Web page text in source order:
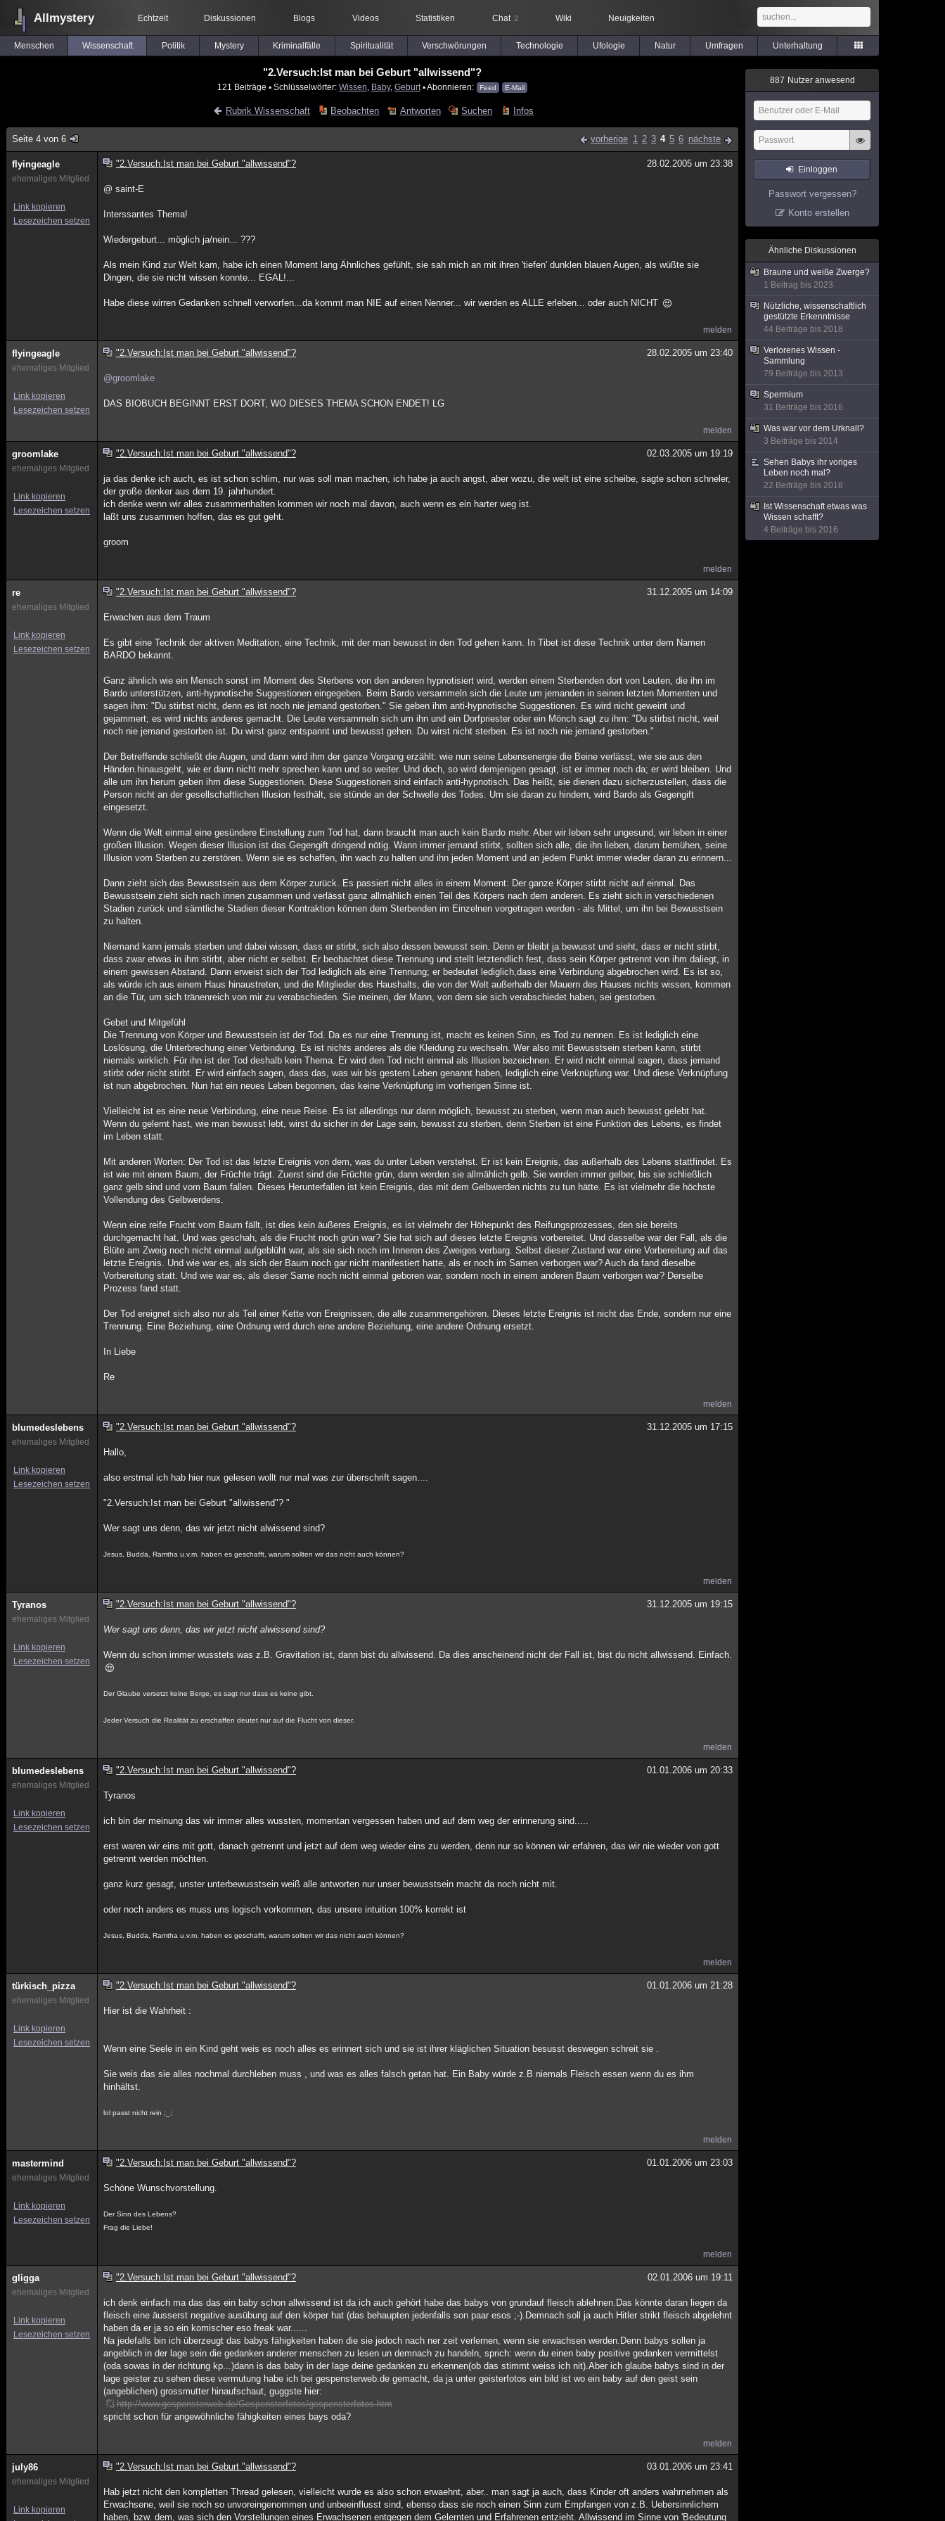
Allmystery Echtzeit Diskussionen Blogs Videos Statistiken Chat 2 Wiki Neuigkeiten
Menschen Wissenschaft Politik Mystery Kriminalfälle Spiritualität Verschwörungen Technologie Ufologie Natur Umfragen Unterhaltung
"2.Versuch:Ist man bei Geburt "allwissend"?
121 Beiträge ▪ Schlüsselwörter: Wissen Baby, Geburt ▪ Abonnieren: Feed E-Mail
Rubrik Wissenschaft Beobachten Antworten Suchen Infos
Seite 4 von 6 vorherige 1 2 3 4 5 6 nächste
flyingeagle
ehemaliges Mitglied
Link kopieren
Lesezeichen setzen
"2.Versuch:Ist man bei Geburt "allwissend"? 28.02.2005 um 23:38
@ saint-E
Interssantes Thema!
Wiedergeburt... möglich ja/nein... ???
Als mein Kind zur Welt kam, habe ich einen Moment lang Ähnliches gefühlt, sie sah mich an mit ihren 'tiefen' dunklen blauen Augen, als wüßte sie
Dingen, die sie nicht wissen konnte... EGAL!...
Habe diese wirren Gedanken schnell verworfen...da kommt man NIE auf einen Nenner... wir werden es ALLE erleben... oder auch NICHT
melden
flyingeagle
ehemaliges Mitglied
Link kopieren
Lesezeichen setzen
"2.Versuch:Ist man bei Geburt "allwissend"? 28.02.2005 um 23:40
@groomlake
DAS BIOBUCH BEGINNT ERST DORT, WO DIESES THEMA SCHON ENDET! LG
melden
groomlake
ehemaliges Mitglied
Link kopieren
Lesezeichen setzen
"2.Versuch:Ist man bei Geburt "allwissend"? 02.03.2005 um 19:19
ja das denke ich auch, es ist schon schlim, nur was soll man machen, ich habe ja auch angst, aber wozu, die welt ist eine scheibe, sagte schon schneler,
der große denker aus dem 19. jahrhundert.
ich denke wenn wir alles zusammenhalten kommen wir noch mal davon, auch wenn es ein harter weg ist.
laßt uns zusammen hoffen, das es gut geht.
groom
melden
re
ehemaliges Mitglied
Link kopieren
Lesezeichen setzen
"2.Versuch:Ist man bei Geburt "allwissend"? 31.12.2005 um 14:09
Erwachen aus dem Traum
Es gibt eine Technik der aktiven Meditation, eine Technik, mit der man bewusst in den Tod gehen kann. In Tibet ist diese Technik unter dem Namen
BARDO bekannt.
Ganz ähnlich wie ein Mensch sonst im Moment des Sterbens von den anderen hypnotisiert wird, werden einem Sterbenden dort von Leuten, die ihn im
Bardo unterstützen, anti-hypnotische Suggestionen eingegeben. Beim Bardo versammeln sich die Leute um jemanden in seinen letzten Momenten und
sagen ihm: "Du stirbst nicht, denn es ist noch nie jemand gestorben." Sie geben ihm anti-hypnotische Suggestionen. Es wird nicht geweint und
gejammert; es wird nichts anderes gemacht. Die Leute versammeln sich um ihn und ein Dorfpriester oder ein Mönch sagt zu ihm: "Du stirbst nicht, weil
noch nie jemand gestorben ist. Du wirst ganz entspannt und bewusst gehen. Du wirst nicht sterben. Es ist noch nie jemand gestorben."
Der Betreffende schließt die Augen, und dann wird ihm der ganze Vorgang erzählt: wie nun seine Lebensenergie die Beine verlässt, wie sie aus den
Händen.hinausgeht, wie er dann nicht mehr sprechen kann und so weiter. Und doch, so wird demjenigen gesagt, ist er immer noch da; er wird bleiben. Und
alle um ihn herum geben ihm diese Suggestionen. Diese Suggestionen sind einfach anti-hypnotisch. Das heißt, sie dienen dazu sicherzustellen, dass die
Person nicht an der gesellschaftlichen Illusion festhält, sie stünde an der Schwelle des Todes. Um sie daran zu hindern, wird Bardo als Gegengift
eingesetzt.
Wenn die Welt einmal eine gesündere Einstellung zum Tod hat, dann braucht man auch kein Bardo mehr. Aber wir leben sehr ungesund, wir leben in einer
großen Illusion. Wegen dieser Illusion ist das Gegengift dringend nötig. Wann immer jemand stirbt, sollten sich alle, die ihn lieben, darum bemühen, seine
Illusion vom Sterben zu zerstören. Wenn sie es schaffen, ihn wach zu halten und ihn jeden Moment und an jedem Punkt immer wieder daran zu erinnern...
Dann zieht sich das Bewusstsein aus dem Körper zurück. Es passiert nicht alles in einem Moment: Der ganze Körper stirbt nicht auf einmal. Das
Bewusstsein zieht sich nach innen zusammen und verlässt ganz allmählich einen Teil des Körpers nach dem anderen. Es zieht sich in verschiedenen
Stadien zurück und sämtliche Stadien dieser Kontraktion können dem Sterbenden im Einzelnen vorgetragen werden - als Mittel, um ihn bei Bewusstsein
zu halten.
Niemand kann jemals sterben und dabei wissen, dass er stirbt, sich also dessen bewusst sein. Denn er bleibt ja bewusst und sieht, dass er nicht stirbt,
dass zwar etwas in ihm stirbt, aber nicht er selbst. Er beobachtet diese Trennung und stellt letztendlich fest, dass sein Körper getrennt von ihm daliegt, in
einem gewissen Abstand. Dann erweist sich der Tod lediglich als eine Trennung; er bedeutet lediglich,dass eine Verbindung abgebrochen wird. Es ist so,
als würde ich aus einem Haus hinaustreten, und die Mitglieder des Haushalts, die von der Welt außerhalb der Mauern des Hauses nichts wissen, kommen
an die Tür, um sich tränenreich von mir zu verabschieden. Sie meinen, der Mann, von dem sie sich verabschiedet haben, sei gestorben.
Gebet und Mitgefühl
Die Trennung von Körper und Bewusstsein ist der Tod. Da es nur eine Trennung ist, macht es keinen Sinn, es Tod zu nennen. Es ist lediglich eine
Loslösung, die Unterbrechung einer Verbindung. Es ist nichts anderes als die Kleidung zu wechseln. Wer also mit Bewusstsein sterben kann, stirbt
niemals wirklich. Für ihn ist der Tod deshalb kein Thema. Er wird den Tod nicht einmal als Illusion bezeichnen. Er wird nicht einmal sagen, dass jemand
stirbt oder nicht stirbt. Er wird einfach sagen, dass das, was wir bis gestern Leben genannt haben, lediglich eine Verknüpfung war. Und diese Verknüpfung
ist nun abgebrochen. Nun hat ein neues Leben begonnen, das keine Verknüpfung im vorherigen Sinne ist.
Vielleicht ist es eine neue Verbindung, eine neue Reise. Es ist allerdings nur dann möglich, bewusst zu sterben, wenn man auch bewusst gelebt hat.
Wenn du gelernt hast, wie man bewusst lebt, wirst du sicher in der Lage sein, bewusst zu sterben, denn Sterben ist eine Funktion des Lebens, es findet
im Leben statt.
Mit anderen Worten: Der Tod ist das letzte Ereignis von dem, was du unter Leben verstehst. Er ist kein Ereignis, das außerhalb des Lebens stattfindet. Es
ist wie mit einem Baum, der Früchte trägt. Zuerst sind die Früchte grün, dann werden sie allmählich gelb. Sie werden immer gelber, bis sie schließlich
ganz gelb sind und vom Baum fallen. Dieses Herunterfallen ist kein Ereignis, das mit dem Gelbwerden nichts zu tun hätte. Es ist vielmehr die höchste
Vollendung des Gelbwerdens.
Wenn eine reife Frucht vom Baum fällt, ist dies kein äußeres Ereignis, es ist vielmehr der Höhepunkt des Reifungsprozesses, den sie bereits
durchgemacht hat. Und was geschah, als die Frucht noch grün war? Sie hat sich auf dieses letzte Ereignis vorbereitet. Und dasselbe war der Fall, als die
Blüte am Zweig noch nicht einmal aufgeblüht war, als sie sich noch im Inneren des Zweiges verbarg. Selbst dieser Zustand war eine Vorbereitung auf das
letzte Ereignis. Und wie war es, als sich der Baum noch gar nicht manifestiert hatte, als er noch im Samen verborgen war? Auch da fand dieselbe
Vorbereitung statt. Und wie war es, als dieser Same noch nicht einmal geboren war, sondern noch in einem anderen Baum verborgen war? Derselbe
Prozess fand statt.
Der Tod ereignet sich also nur als Teil einer Kette von Ereignissen, die alle zusammengehören. Dieses letzte Ereignis ist nicht das Ende, sondern nur eine
Trennung. Eine Beziehung, eine Ordnung wird durch eine andere Beziehung, eine andere Ordnung ersetzt.
In Liebe
Re
melden
blumedeslebens
ehemaliges Mitglied
Link kopieren
Lesezeichen setzen
"2.Versuch:Ist man bei Geburt "allwissend"? 31.12.2005 um 17:15
Hallo,
also erstmal ich hab hier nux gelesen wollt nur mal was zur überschrift sagen....
"2.Versuch:Ist man bei Geburt "allwissend"? "
Wer sagt uns denn, das wir jetzt nicht alwissend sind?
Jesus, Budda, Ramtha u.v.m. haben es geschafft, warum sollten wir das nicht auch können?
melden
Tyranos
ehemaliges Mitglied
Link kopieren
Lesezeichen setzen
"2.Versuch:Ist man bei Geburt "allwissend"? 31.12.2005 um 19:15
Wer sagt uns denn, das wir jetzt nicht alwissend sind?
Wenn du schon immer wusstets was z.B. Gravitation ist, dann bist du allwissend. Da dies anscheinend nicht der Fall ist, bist du nicht allwissend. Einfach.
Der Glaube versetzt keine Berge, es sagt nur dass es keine gibt.
Jeder Versuch die Realität zu erschaffen deutet nur auf die Flucht von dieser.
melden
blumedeslebens
ehemaliges Mitglied
Link kopieren
Lesezeichen setzen
"2.Versuch:Ist man bei Geburt "allwissend"? 01.01.2006 um 20:33
Tyranos
ich bin der meinung das wir immer alles wussten, momentan vergessen haben und auf dem weg der erinnerung sind.....
erst waren wir eins mit gott, danach getrennt und jetzt auf dem weg wieder eins zu werden, denn nur so können wir erfahren, das wir nie wieder von gott
getrennt werden möchten.
ganz kurz gesagt, unster unterbewusstsein weiß alle antworten nur unser bewusstsein macht da noch nicht mit.
oder noch anders es muss uns logisch vorkommen, das unsere intuition 100% korrekt ist
Jesus, Budda, Ramtha u.v.m. haben es geschafft, warum sollten wir das nicht auch können?
melden
türkisch_pizza
ehemaliges Mitglied
Link kopieren
Lesezeichen setzen
"2.Versuch:Ist man bei Geburt "allwissend"? 01.01.2006 um 21:28
Hier ist die Wahrheit :
Wenn eine Seele in ein Kind geht weis es noch alles es erinnert sich und sie ist ihrer kläglichen Situation besusst deswegen schreit sie .
Sie weis das sie alles nochmal durchleben muss , und was es alles falsch getan hat. Ein Baby würde z.B niemals Fleisch essen wenn du es ihm
hinhältst.
lol passt nicht rein ;_;
melden
mastermind
ehemaliges Mitglied
Link kopieren
Lesezeichen setzen
"2.Versuch:Ist man bei Geburt "allwissend"? 01.01.2006 um 23:03
Schöne Wunschvorstellung.
Der Sinn des Lebens?
Frag die Liebe!
melden
gligga
ehemaliges Mitglied
Link kopieren
Lesezeichen setzen
"2.Versuch:Ist man bei Geburt "allwissend"? 02.01.2006 um 19:11
ich denk einfach ma das das ein baby schon allwissend ist da ich auch gehört habe das babys von grundauf fleisch ablehnen.Das könnte daran liegen da
fleisch eine äusserst negative ausübung auf den körper hat (das behaupten jedenfalls son paar esos ;-).Demnach soll ja auch Hitler strikt fleisch abgelehnt
haben da er ja so ein komischer eso freak war......
Na jedefalls bin ich überzeugt das babys fähigkeiten haben die sie jedoch nach ner zeit verlernen, wenn sie erwachsen werden.Denn babys sollen ja
angeblich in der lage sein die gedanken anderer menschen zu lesen un demnach zu handeln, sprich: wenn du einen baby positive gedanken vermittelst
(oda sowas in der richtung kp...)dann is das baby in der lage deine gedanken zu erkennen(ob das stimmt weiss ich nit).Aber ich glaube babys sind in der
lage geister zu sehen diese vermutung habe ich bei gespensterweb.de gemacht, da ja unter geisterfotos ein bild ist wo ein baby auf den geist sein
(angeblichen) grossmutter hinaufschaut, guggste hier:
http://www.gespensterweb.de/Gespensterfotos/gespensterfotos.htm
spricht schon für angewöhnliche fähigkeiten eines bays oda?
melden
july86
ehemaliges Mitglied
Link kopieren
"2.Versuch:Ist man bei Geburt "allwissend"? 03.01.2006 um 23:41
Hab jetzt nicht den kompletten Thread gelesen, vielleicht wurde es also schon erwaehnt, aber.. man sagt ja auch, dass Kinder oft anders wahrnehmen als
Erwachsene, weil sie noch so unvoreingenommen und unbeeinflusst sind, ebenso dass sie noch einen Sinn zum Empfangen von z.B. Uebersinnlichem
haben, bzw. dem, was sich den Vorstellungen eines Erwachsenen entgegen dem Gelernten und Erfahrenen entzieht. Allwissend im Sinne von 'Bedeutung
887 Nutzer anwesend
Einloggen
Passwort vergessen?
Konto erstellen
Ähnliche Diskussionen
Braune und weiße Zwerge?
1 Beitrag bis 2023
Nützliche, wissenschaftlich
gestützte Erkenntnisse
44 Beiträge bis 2018
Verlorenes Wissen -
Sammlung
79 Beiträge bis 2013
Spermium
31 Beiträge bis 2016
Was war vor dem Urknall?
3 Beiträge bis 2014
Sehen Babys ihr voriges
Leben noch mal?
22 Beiträge bis 2018
Ist Wissenschaft etwas was
Wissen schafft?
4 Beiträge bis 2016